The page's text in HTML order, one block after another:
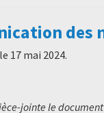
des
le 17 mai 2024.
jointe le